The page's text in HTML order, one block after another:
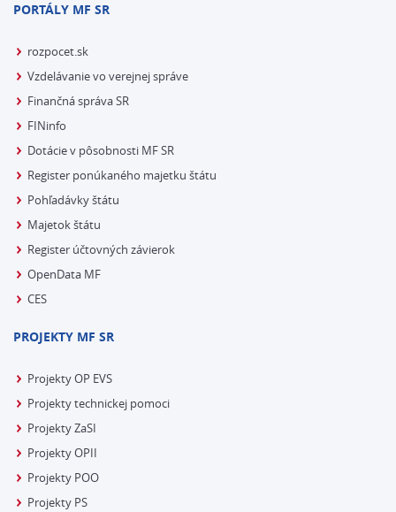
PORTÁLY MF SR
rozpocet.sk
Vzdelávanie vo verejnej správe
Finančná správa SR
FINinfo
Dotácie v pôsobnosti MF SR
Register ponúkaného majetku štátu
Pohľadávky štátu
Majetok štátu
Register účtovných závierok
OpenData MF
CES
PROJEKTY MF SR
Projekty OP EVS
Projekty technickej pomoci
Projekty ZaSI
Projekty OPII
Projekty POO
Projekty PS